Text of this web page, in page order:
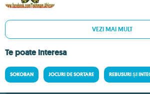
VEZI MAI MULT
Te poate interesa
SOKOBAN JOCURI DE SORTARE REBUSURI ȘI